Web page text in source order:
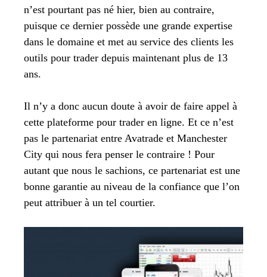
n’est pourtant pas né hier, bien au contraire,
puisque ce dernier possède une grande expertise
dans le domaine et met au service des clients les
outils pour trader depuis maintenant plus de 13
ans.
Il n’y a donc aucun doute à avoir de faire appel à
cette plateforme pour trader en ligne. Et ce n’est
pas le partenariat entre Avatrade et Manchester
City qui nous fera penser le contraire ! Pour
autant que nous le sachions, ce partenariat est une
bonne garantie au niveau de la confiance que l’on
peut attribuer à un tel courtier.